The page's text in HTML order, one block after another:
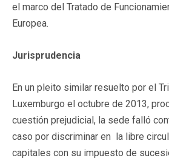
el marco del Tratado de
Europea.
Jurisprudencia
En un pleito similar resuelto por el
Luxemburgo el octubre de 2013,
cuestión prejudicial, la sede falló
caso por discriminar en la libre
capitales con su impuesto de